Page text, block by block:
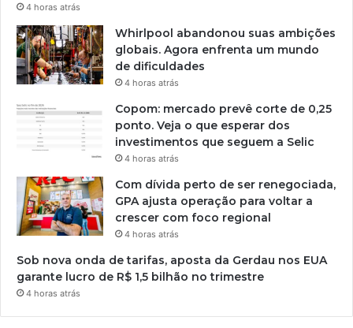
4 horas atrás
Whirlpool abandonou suas ambições
globais. Agora enfrenta um mundo
de dificuldades
4 horas atrás
Copom: mercado prevê corte de 0,25
ponto. Veja o que esperar dos
investimentos que seguem a Selic
4 horas atrás
Com dívida perto de ser renegociada,
GPA ajusta operação para voltar a
crescer com foco regional
4 horas atrás
Sob nova onda de tarifas, aposta da Gerdau nos EUA
garante lucro de R$ 1,5 bilhão no trimestre
4 horas atrás